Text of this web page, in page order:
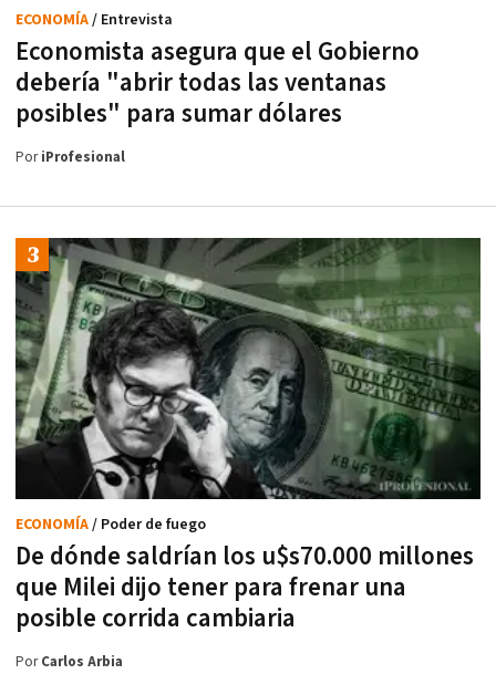
Economista asegura que el Gobierno
debería "abrir todas las ventanas
posibles" para sumar dólares
ECONOMÍA/ Entrevista
PoriProfesional
De dónde saldrían los u$s70.000 millones
que Milei dijo tener para frenar una
posible corrida cambiaria
ECONOMÍA/ Poder de fuego
PorCarlos Arbia